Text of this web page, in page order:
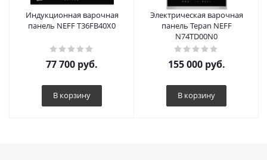
Индукционная варочная
панель NEFF T36FB40X0
77 700 руб.
В корзину
Электрическая варочная
панель Tepan NEFF
N74TD00N0
155 000руб.
В корзину